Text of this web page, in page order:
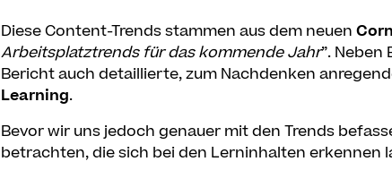
Diese Content-Trends stammen aus dem neuen
Arbeitsplatztrends für das kommende Jahr”.
Bericht auch detaillierte, zum Nachdenken
Learning.
Bevor wir uns jedoch genauer mit den Trends
betrachten, die sich bei den Lerninhalten erkennen